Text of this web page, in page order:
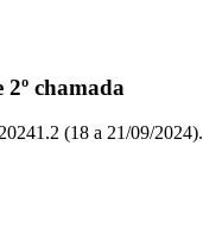
chamada
(18 a 21/09/2024).